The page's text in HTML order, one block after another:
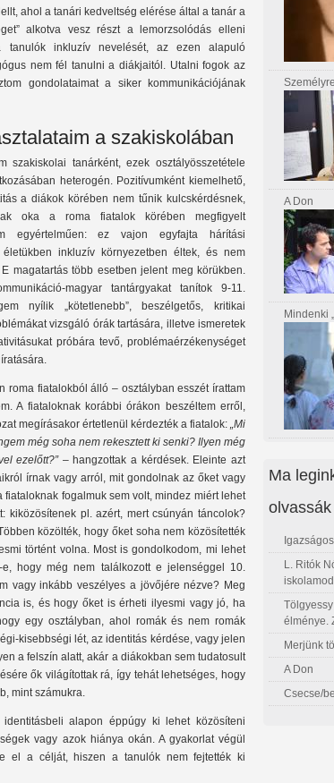
ahol a tanári kedveltség elérése által a tanár a
alkotva vesz részt a lemorzsolódás elleni
tanulók inkluzív nevelését, az ezen alapuló
nem fél tanulni a diákjaitól. Utalni fogok az
gondolataimat a siker kommunikációjának
a szakiskolában
szakiskolai tanárként, ezek osztályösszetétele
heterogén. Pozitívumként kiemelhető,
a diákok körében nem tűnik kulcskérdésnek,
oka a roma fiatalok körében megfigyelt
egyértelműen: ez vajon egyfajta hárítási
inkluzív környezetben éltek, és nem
magatartás több esetben jelent meg körükben.
magyar tantárgyakat tanítok 9-11.
nyílik „kötetlenebb”, beszélgetős, kritikai
vizsgáló órák tartására, illetve ismeretek
próbára tevő, problémaérzékenységet
roma fiatalokból álló – osztályban esszét írattam
A fiataloknak korábbi órákon beszéltem erről,
megírásakor értetlenül kérdezték a fiatalok: „Mi
még soha nem rekesztett ki senki? Ilyen még
ezelőtt?”– hangzottak a kérdések. Eleinte azt
írnak vagy arról, mit gondolnak az őket vagy
fogalmuk sem volt, mindez miért lehet
kiközösítenek pl. azért, mert csúnyán táncolok?
közölték, hogy őket soha nem közösítették
történt volna. Most is gondolkodom, mi lehet
hogy még nem találkozott e jelenséggel 10.
vagy inkább veszélyes a jövőjére nézve? Meg
is, és hogy őket is érheti ilyesmi vagy jó, ha
egy osztályban, ahol romák és nem romák
kisebbségi lét, az identitás kérdése, vagy jelen
a felszín alatt, akár a diákokban sem tudatosult
ők világítottak rá, így tehát lehetséges, hogy
mint számukra.
identitásbeli alapon éppúgy ki lehet közösíteni
vagy azok hiánya okán. A gyakorlat végül
el a célját, hiszen a tanulók nem fejtették ki
A Don
Mindenki
Ma
olvassák
L. Ritók
élménye.
Merjünk
A Don
Csecse/